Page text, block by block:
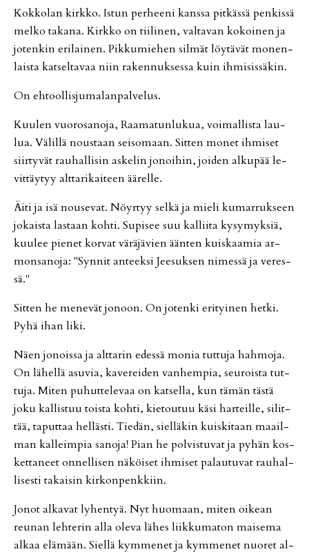
Kok­ko­lan kirk­ko. Is­tun per­hee­ni kans­sa pit­käs­sä pen­kis­sä
mel­ko ta­ka­na. Kirk­ko on tii­li­nen, val­ta­van ko­koi­nen ja
jo­ten­kin eri­lai­nen. Pik­ku­mie­hen sil­mät löy­tä­vät mo­nen­
lais­ta kat­sel­ta­vaa niin ra­ken­nuk­ses­sa kuin ih­mi­sis­sä­kin.
On eh­tool­lis­ju­ma­lan­pal­ve­lus.
Kuu­len vuo­ro­sa­no­ja, Raa­ma­tun­lu­kua, voi­mal­lis­ta lau­
lua. Vä­lil­lä nous­taan sei­so­maan. Sit­ten mo­net ih­mi­set
siir­ty­vät rau­hal­li­sin as­ke­lin jo­noi­hin, joi­den al­ku­pää le­
vit­täy­tyy alt­ta­ri­kai­teen ää­rel­le.
Äi­ti ja isä nou­se­vat. Nöyr­tyy sel­kä ja mie­li ku­mar­ruk­seen
jo­kais­ta las­taan koh­ti. Su­pi­see suu kal­lii­ta ky­sy­myk­siä,
kuu­lee pie­net kor­vat vä­rä­jä­vien ään­ten kuis­kaa­mia ar­
mon­sa­no­ja: "Syn­nit an­teek­si Jee­suk­sen ni­mes­sä ja ve­res­
sä."
Sit­ten he me­ne­vät jo­noon. On jo­ten­ki eri­tyi­nen het­ki.
Pyhä ihan liki.
Näen jo­nois­sa ja alt­ta­rin edes­sä mo­nia tut­tu­ja hah­mo­ja.
On lä­hel­lä asu­via, ka­ve­rei­den van­hem­pia, seu­rois­ta tut­
tu­ja. Mi­ten pu­hut­te­le­vaa on kat­sel­la, kun tä­män täs­tä
joku kal­lis­tuu tois­ta koh­ti, kie­tou­tuu käsi har­teil­le, si­lit­
tää, ta­put­taa hel­läs­ti. Tie­dän, siel­lä­kin kuis­ki­taan maa­il­
man kal­leim­pia sa­no­ja! Pian he pol­vis­tu­vat ja py­hän kos­
ket­ta­neet on­nel­li­sen nä­köi­set ih­mi­set pa­lau­tu­vat rau­hal­
li­ses­ti ta­kai­sin kir­kon­penk­kiin.
Jo­not al­ka­vat ly­hen­tyä. Nyt huo­maan, mi­ten oi­ke­an
reu­nan leh­te­rin al­la ole­va lä­hes liik­ku­ma­ton mai­se­ma
al­kaa elä­mään. Siel­lä kym­me­net ja kym­me­net nuo­ret al­